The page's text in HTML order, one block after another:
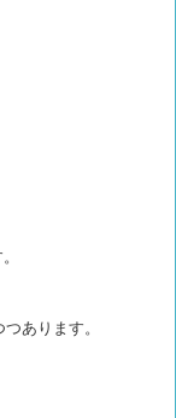
あります。